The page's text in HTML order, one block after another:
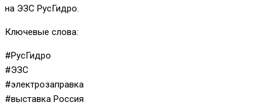
на ЭЗС РусГидро.
Ключевые слова:
#РусГидро
#ЭЗС
#электрозаправка
#выставка Россия